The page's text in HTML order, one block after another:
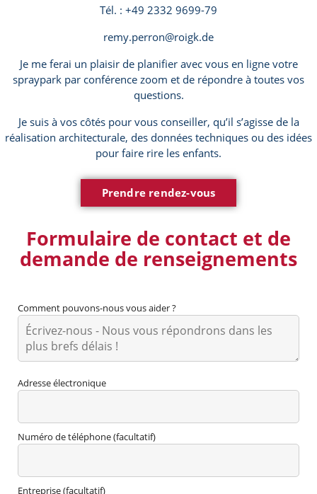
Tél. : +49 2332 9699-79
remy.perron@roigk.de
Je me ferai un plaisir de planifier avec vous en ligne votre
spraypark par conférence zoom et de répondre à toutes vos
questions.
Je suis à vos côtés pour vous conseiller, qu’il s’agisse de la
réalisation architecturale, des données techniques ou des idées
pour faire rire les enfants.
Prendre rendez-vous
Formulaire de contact et de
demande de renseignements
Comment pouvons-nous vous aider ?
Adresse électronique
Numéro de téléphone (facultatif)
Entreprise (facultatif)